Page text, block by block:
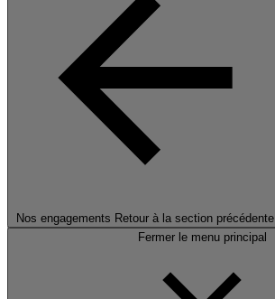
Nos engagements Retour à la section précédente
Fermer le menu principal